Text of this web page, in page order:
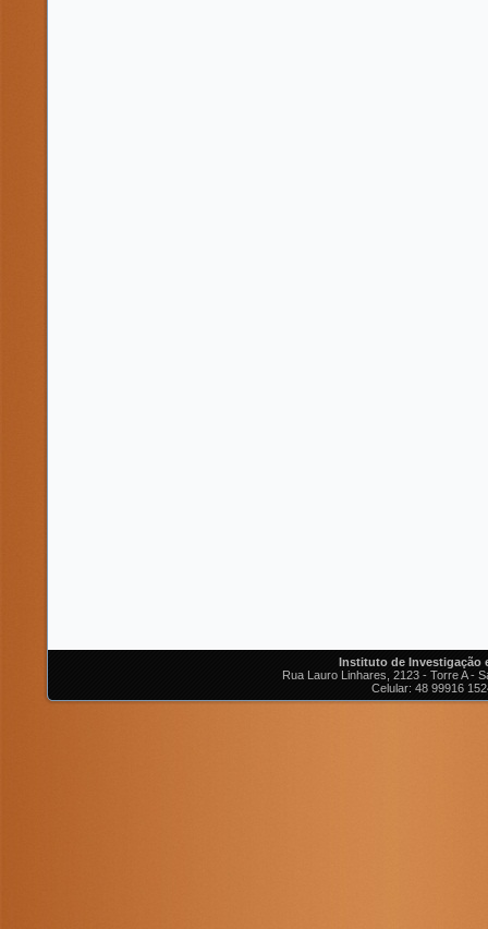
Instituto de Investigação
Rua Lauro Linhares, 2123 - Torre A -
Celular: 48 99916